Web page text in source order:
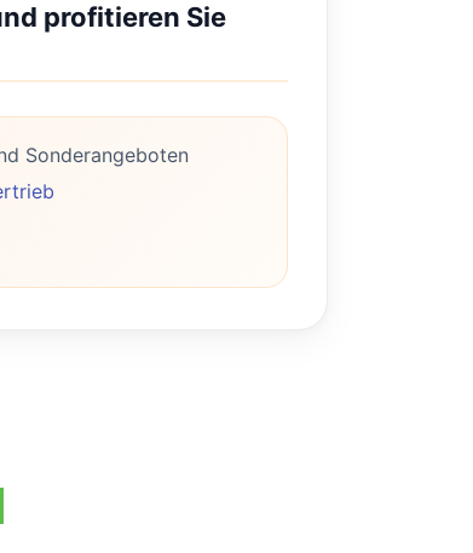
profitieren Sie
Sonderangeboten